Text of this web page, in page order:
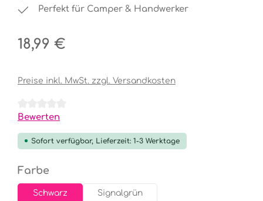
Perfekt für Camper & Handwerker
Regulärer Preis:
18,99 €
Preise inkl. MwSt. zzgl. Versandkosten
Durchschnittliche Bewertung von 0 von 5 Sternen
Bewerten
Sofort verfügbar, Lieferzeit: 1-3 Werktage
Farbe
Schwarz Signalgrün